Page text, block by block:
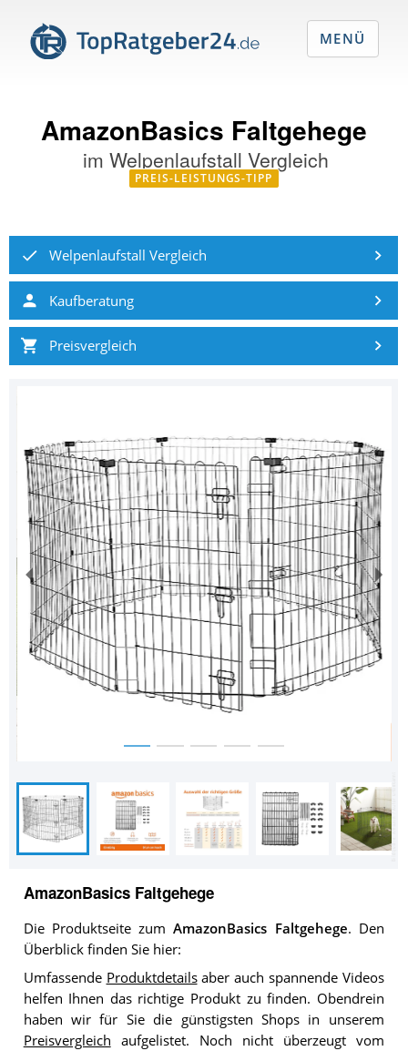
AmazonBasics Faltgehege
im Welpenlaufstall Vergleich
PREIS-LEISTUNGS-TIPP
Welpenlaufstall Vergleich
Kaufberatung
Preisvergleich
AmazonBasics Faltgehege
Die Produktseite zumAmazonBasics Faltgehege. Den
Überblick finden Sie hier:
Umfassende Produktdetailsaber auch spannende Videos
helfen Ihnen das richtige Produkt zu finden. Obendrein
haben wir für Sie die günstigsten Shops in unserem
Preisvergleich aufgelistet. Noch nicht überzeugt vom
MENÜ